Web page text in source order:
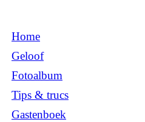
Home
Geloof
Fotoalbum
Tips & trucs
Gastenboek